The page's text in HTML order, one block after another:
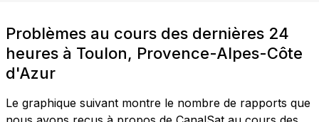
Problèmes au cours des dernières 24
heures à Toulon, Provence-Alpes-Côte
d'Azur
Le graphique suivant montre le nombre de rapports que